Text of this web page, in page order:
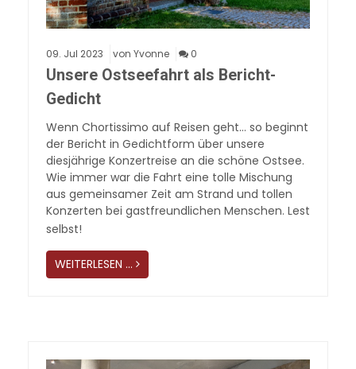
09. Jul 2023 von Yvonne 0
Unsere Ostseefahrt als Bericht-
Gedicht
Wenn Chortissimo auf Reisen geht… so beginnt
der Bericht in Gedichtform über unsere
diesjährige Konzertreise an die schöne Ostsee.
Wie immer war die Fahrt eine tolle Mischung
aus gemeinsamer Zeit am Strand und tollen
Konzerten bei gastfreundlichen Menschen. Lest
selbst!
WEITERLESEN …